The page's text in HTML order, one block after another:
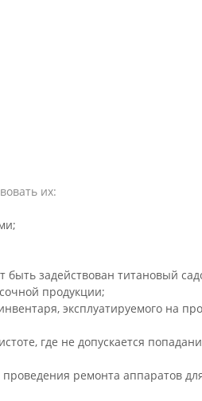
их:
задействован титановый
продукции;
эксплуатируемого на
где не допускается
ремонта аппаратов